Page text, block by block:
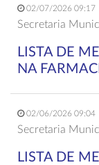
02/07/2026 09:17
Secretaria
LISTA DE
NA
02/06/2026 09:04
Secretaria
LISTA DE